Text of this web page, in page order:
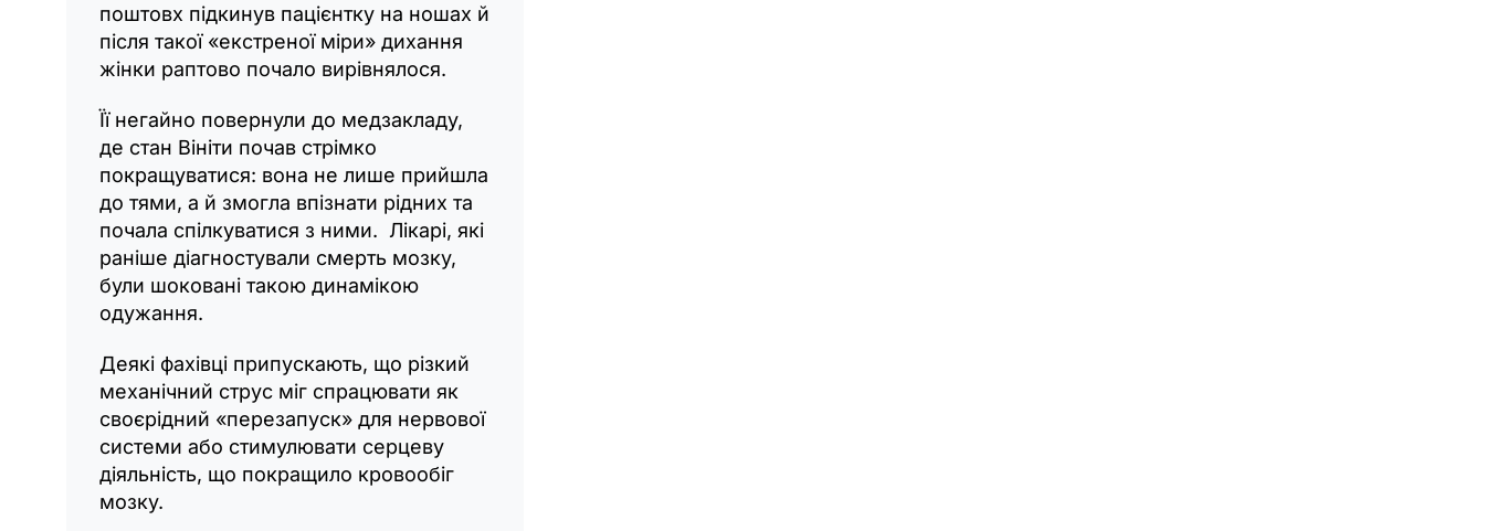
поштовх підкинув пацієнтку на ношах й
після такої «екстреної міри» дихання
жінки раптово почало вирівнялося.
Її негайно повернули до медзакладу,
де стан Вініти почав стрімко
покращуватися: вона не лише прийшла
до тями, а й змогла впізнати рідних та
почала спілкуватися з ними. Лікарі, які
раніше діагностували смерть мозку,
були шоковані такою динамікою
одужання.
Деякі фахівці припускають, що різкий
механічний струс міг спрацювати як
своєрідний «перезапуск» для нервової
системи або стимулювати серцеву
діяльність, що покращило кровообіг
мозку.